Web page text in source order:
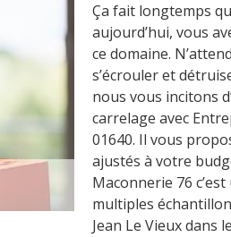
Ça fait longtemps
aujourd’hui, vous
ce domaine.
s’écrouler et
nous vous incitons
carrelage avec
01640. Il vous
ajustés à votre
Maconnerie 76
multiples
Jean Le Vieux dans